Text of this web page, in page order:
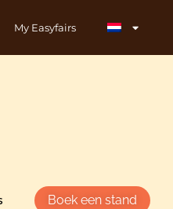
My Easyfairs
Boek een stand